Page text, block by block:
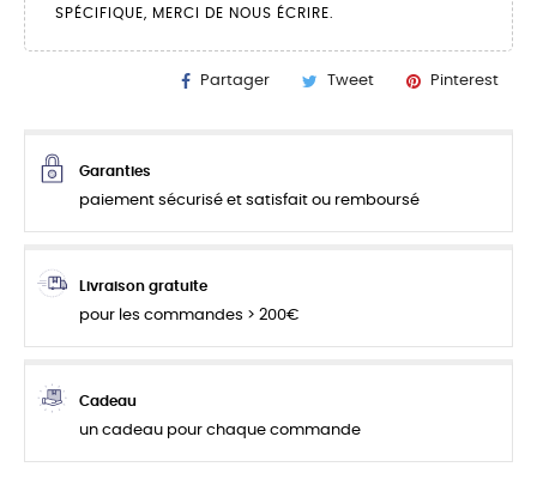
SPÉCIFIQUE, MERCI DE NOUS ÉCRIRE.
Partager Tweet Pinterest
Garanties
paiement sécurisé et satisfait ou remboursé
Livraison gratuite
pour les commandes > 200€
Cadeau
un cadeau pour chaque commande